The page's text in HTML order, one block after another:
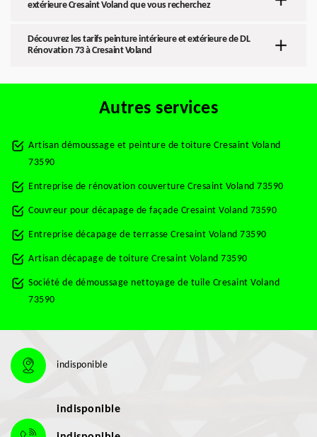
extérieure Cresaint Voland que vous recherchez
Découvrez les tarifs peinture intérieure et extérieure de DL
Rénovation 73 à Cresaint Voland
Autres services
Artisan démoussage et peinture de toiture Cresaint Voland
73590
Entreprise de rénovation couverture Cresaint Voland 73590
Couvreur pour décapage de façade Cresaint Voland 73590
Entreprise décapage de terrasse Cresaint Voland 73590
Artisan décapage de toiture Cresaint Voland 73590
Société de démoussage nettoyage de tuile Cresaint Voland
73590
indisponible
indisponible